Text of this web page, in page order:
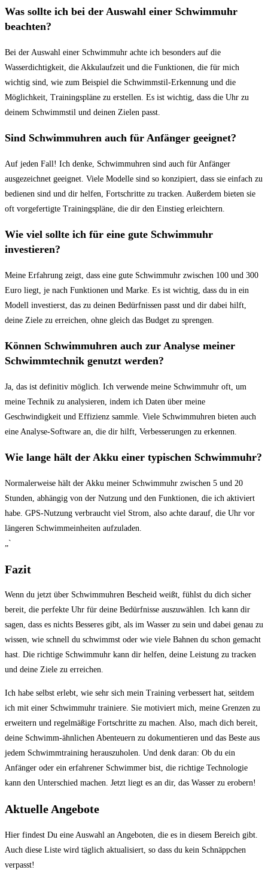
Was sollte ich bei der​ Auswahl einer Schwimmuhr
beachten?
Bei der⁣ Auswahl einer Schwimmuhr achte ich besonders auf die
Wasserdichtigkeit, die Akkulaufzeit und die Funktionen, die ⁤für mich
wichtig sind, wie ⁢zum Beispiel die Schwimmstil-Erkennung und⁢ die
Möglichkeit, Trainingspläne zu erstellen. Es​ ist wichtig, dass die Uhr zu
deinem Schwimmstil und deinen Zielen passt.
Sind ‌Schwimmuhren auch für⁢ Anfänger geeignet?
Auf jeden Fall! Ich denke, Schwimmuhren sind auch für Anfänger
ausgezeichnet geeignet. Viele Modelle sind ​so⁤ konzipiert, dass sie einfach zu
bedienen sind und dir ‌helfen, Fortschritte zu tracken. Außerdem‌ bieten sie‍
oft vorgefertigte Trainingspläne, die dir den Einstieg erleichtern.
Wie viel sollte ich für eine gute Schwimmuhr
investieren?
Meine Erfahrung⁤ zeigt, dass eine ⁤gute‍ Schwimmuhr ⁢zwischen⁤ 100 und 300
Euro liegt, je nach Funktionen und Marke. ⁣Es ist wichtig, dass du in ein
Modell investierst, das⁢ zu deinen Bedürfnissen passt und dir dabei hilft,
deine Ziele zu erreichen, ohne gleich das Budget zu sprengen.
Können Schwimmuhren auch zur Analyse meiner
‍Schwimmtechnik genutzt werden?
Ja, das ist ‍definitiv möglich. Ich verwende meine Schwimmuhr oft, um
meine Technik zu analysieren, indem ich Daten über meine
Geschwindigkeit‍ und ⁢Effizienz sammle. Viele ⁢Schwimmuhren bieten auch
eine Analyse-Software an, ‍die dir hilft, Verbesserungen zu erkennen.
Wie lange‍ hält der Akku einer typischen Schwimmuhr?
Normalerweise hält​ der Akku meiner Schwimmuhr zwischen 5 und 20⁣
Stunden, abhängig von der Nutzung und den⁢ Funktionen, die ich aktiviert
habe. GPS-Nutzung verbraucht viel Strom, also achte⁤ darauf,‌ die⁣ Uhr vor
längeren Schwimmeinheiten aufzuladen.
„`
Fazit
Wenn du jetzt über Schwimmuhren Bescheid weißt, fühlst du dich sicher
bereit, die perfekte⁣ Uhr für deine Bedürfnisse auszuwählen. Ich kann ‌dir
sagen, dass es nichts Besseres gibt, als im Wasser zu sein und dabei genau zu
wissen, wie schnell du schwimmst‍ oder‌ wie viele Bahnen du‌ schon gemacht
hast. ‍Die richtige Schwimmuhr kann dir helfen, deine Leistung zu tracken
und deine​ Ziele zu ⁤erreichen.
Ich⁢ habe selbst erlebt, wie sehr‌ sich mein Training⁣ verbessert hat, seitdem‍
ich ⁤mit einer Schwimmuhr trainiere. Sie motiviert mich, meine Grenzen zu
‍erweitern und ‌regelmäßige Fortschritte zu machen. Also, mach dich bereit,
deine Schwimm-ähnlichen Abenteuern zu dokumentieren und ​das Beste⁣ aus
jedem Schwimmtraining herauszuholen. Und denk daran: Ob du ein
Anfänger oder ein erfahrener ‌Schwimmer bist, die richtige Technologie​
kann den Unterschied machen. Jetzt‌ liegt es an ‍dir, ‍das Wasser zu erobern!
Aktuelle Angebote
Hier findest Du eine Auswahl an Angeboten, die es in diesem Bereich gibt.
Auch diese Liste wird täglich aktualisiert, so dass du kein Schnäppchen
verpasst!